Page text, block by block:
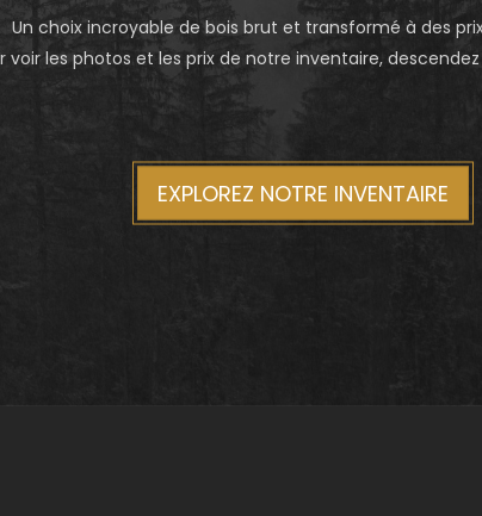
Un choix incroyable de bois brut et transformé à des
voir les photos et les prix de notre inventaire,
EXPLOREZ NOTRE INVENTAIRE